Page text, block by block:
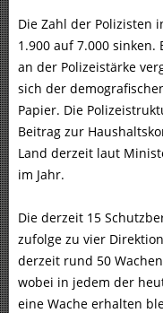
Die Zahl der Polizisten
1.900 auf 7.000
an der Polizeistärke
sich der
Papier. Die
Beitrag zur
Land derzeit laut
im Jahr.
Die derzeit 15
zufolge zu vier
derzeit rund 50
wobei in jedem der
eine Wache erhalten